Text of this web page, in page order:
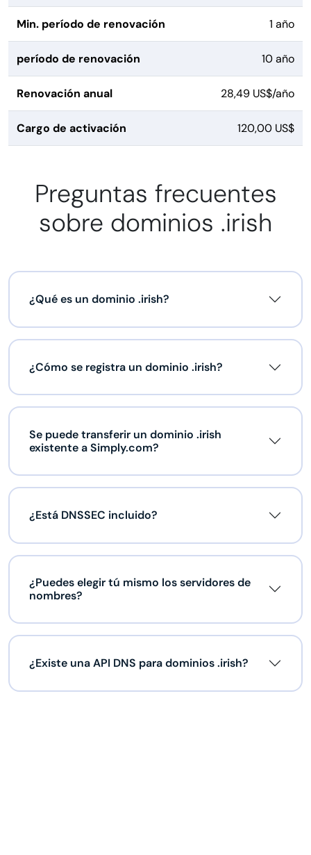
Min. período de renovación 1 año
período de renovación 10 año
Renovación anual 28,49 US$/año
Cargo de activación 120,00 US$
Preguntas frecuentes
sobre dominios .irish
¿Qué es un dominio .irish?
¿Cómo se registra un dominio .irish?
Se puede transferir un dominio .irish
existente a Simply.com?
¿Está DNSSEC incluido?
¿Puedes elegir tú mismo los servidores de
nombres?
¿Existe una API DNS para dominios .irish?